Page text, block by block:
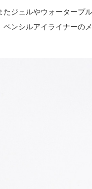
たジェルやウォータープル
ペンシルアイライナーのメ